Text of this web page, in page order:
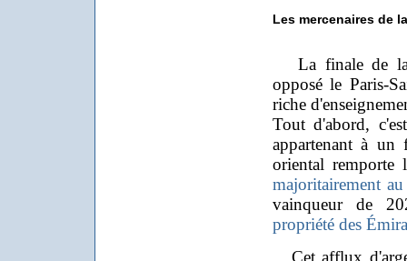
Les mercenaires de
La finale de la
opposé le Paris-
riche
Tout d'abord,
appartenant à un
oriental remporte
majoritairement
vainqueur de
propriété des
Cet afflux